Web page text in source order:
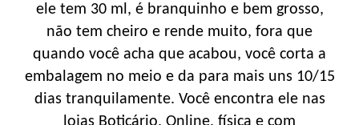
ele tem 30 ml, é branquinho e bem grosso,
não tem cheiro e rende muito, fora que
quando você acha que acabou, você corta a
embalagem no meio e da para mais uns 10/15
dias tranquilamente. Você encontra ele nas
lojas Boticário, Online, física e com